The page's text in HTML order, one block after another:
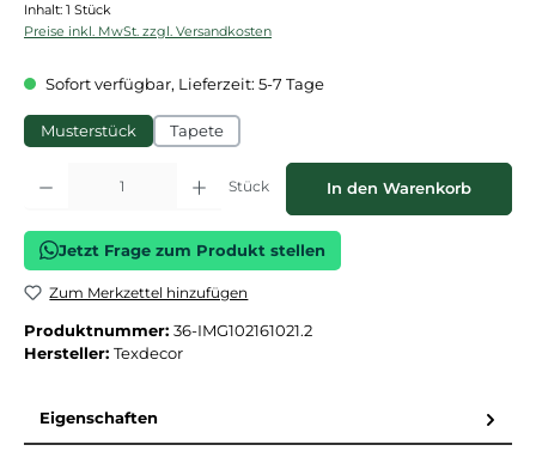
Inhalt: 1 Stück
Preise inkl. MwSt. zzgl. Versandkosten
Sofort verfügbar, Lieferzeit: 5-7 Tage
Musterstück Tapete
Produkt Anzahl: Gib den gewünschten Wert ein oder benutze die
Stück In den Warenkorb
Jetzt Frage zum Produkt stellen
Zum Merkzettel hinzufügen
Produktnummer: 36-IMG102161021.2
Hersteller: Texdecor
Eigenschaften